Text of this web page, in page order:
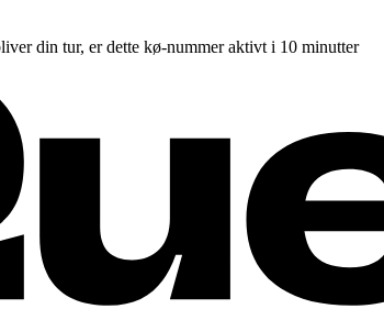
din tur, er dette kø-nummer aktivt i 10 minutter